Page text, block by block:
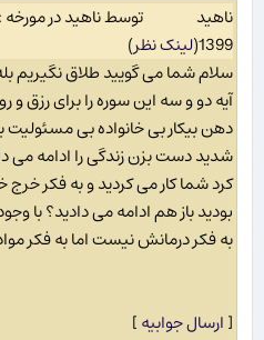
ناهید
1399
(لینک نظر)
سلام شما می گویید طلاق نگیریم
آیه دو و سه این سوره را برای رزق و
دهن بیکار بی خانواده بی مسئولیت
شدید دست بزن زندگی را ادامه می
کرد شما کار می کردید و به فکر
بودید باز هم ادامه می دادید؟ با
به فکر درمانش نیست اما به فکر
[ارسال جوابیه]